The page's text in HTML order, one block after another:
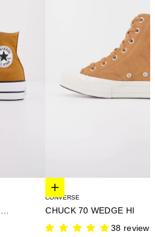
CHUCK TAYLOR ALL STAR LIFT
Elige opciones
CONVERSE
CHUCK 70 WEDGE HI
38 reviews